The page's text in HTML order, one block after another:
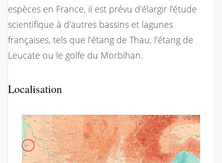
espèces en France, il est prévu d’élargir l’étude
scientifique à d’autres bassins et lagunes
françaises, tels que l’étang de Thau, l’étang de
Leucate ou le golfe du Morbihan.
Localisation